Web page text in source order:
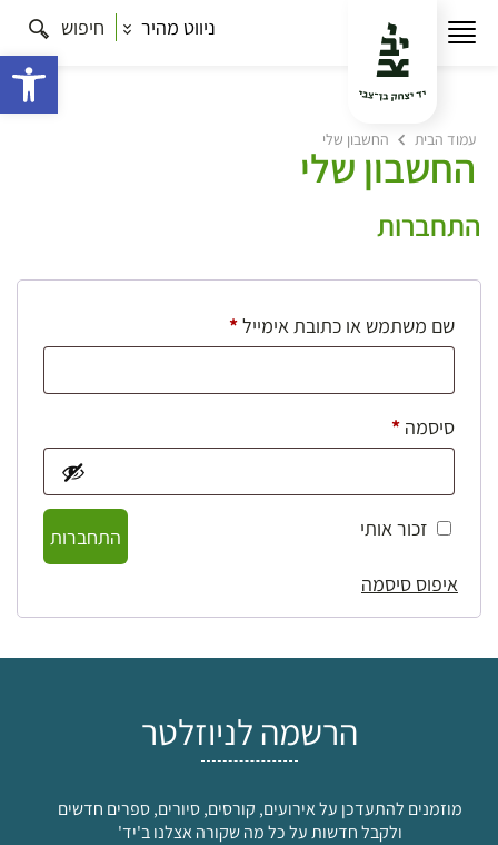
ניווט מהיר חיפוש
עמוד הבית החשבון שלי
החשבון שלי
התחברות
שם משתמש או כתובת אימייל*חובה
סיסמה *חובה
זכור אותי
התחברות
איפוס סיסמה
הרשמה לניוזלטר
מוזמנים להתעדכן על אירועים, קורסים, סיורים, ספרים חדשים
ולקבל חדשות על כל מה שקורה אצלנו ב'יד'